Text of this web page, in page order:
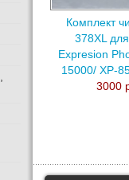
Комплект
378XL
Expresion
15000/ XP-
3000